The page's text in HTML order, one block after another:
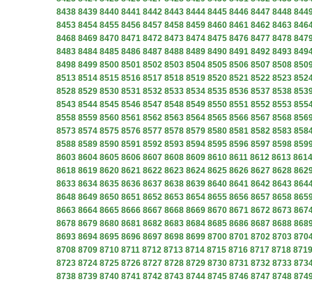
8438 8439 8440 8441 8442 8443 8444 8445 8446 8447 8448
8453 8454 8455 8456 8457 8458 8459 8460 8461 8462 8463
8468 8469 8470 8471 8472 8473 8474 8475 8476 8477 8478
8483 8484 8485 8486 8487 8488 8489 8490 8491 8492 8493
8498 8499 8500 8501 8502 8503 8504 8505 8506 8507 8508
8513 8514 8515 8516 8517 8518 8519 8520 8521 8522 8523
8528 8529 8530 8531 8532 8533 8534 8535 8536 8537 8538
8543 8544 8545 8546 8547 8548 8549 8550 8551 8552 8553
8558 8559 8560 8561 8562 8563 8564 8565 8566 8567 8568
8573 8574 8575 8576 8577 8578 8579 8580 8581 8582 8583
8588 8589 8590 8591 8592 8593 8594 8595 8596 8597 8598
8603 8604 8605 8606 8607 8608 8609 8610 8611 8612 8613 8614
8618 8619 8620 8621 8622 8623 8624 8625 8626 8627 8628
8633 8634 8635 8636 8637 8638 8639 8640 8641 8642 8643
8648 8649 8650 8651 8652 8653 8654 8655 8656 8657 8658
8663 8664 8665 8666 8667 8668 8669 8670 8671 8672 8673
8678 8679 8680 8681 8682 8683 8684 8685 8686 8687 8688
8693 8694 8695 8696 8697 8698 8699 8700 8701 8702 8703
8708 8709 8710 8711 8712 8713 8714 8715 8716 8717 8718 8719
8723 8724 8725 8726 8727 8728 8729 8730 8731 8732 8733
8738 8739 8740 8741 8742 8743 8744 8745 8746 8747 8748